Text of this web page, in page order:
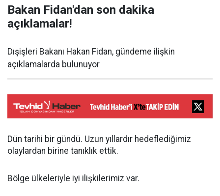
Bakan Fidan'dan son dakika
açıklamalar!
Dışişleri Bakanı Hakan Fidan, gündeme ilişkin
açıklamalarda bulunuyor
Dün tarihi bir gündü. Uzun yıllardır hedeflediğimiz
olaylardan birine tanıklık ettik.
Bölge ülkeleriyle iyi ilişkilerimiz var.